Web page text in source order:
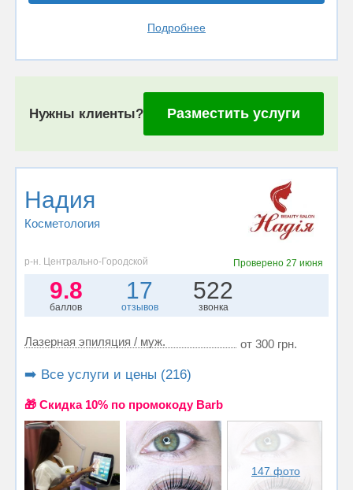
Подробнее
Нужны клиенты? Разместить услуги
Надия
Косметология
р-н. Центрально-Городской Проверено 27 июня
9.8
баллов
17
отзывов
522
звонка
Лазерная эпиляция / муж. от 300 грн.
➡️ Все услуги и цены (216)
🎁 Cкидка 10% по промокоду Barb
147 фото